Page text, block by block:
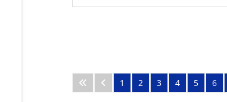
1 2 3 4 5 6